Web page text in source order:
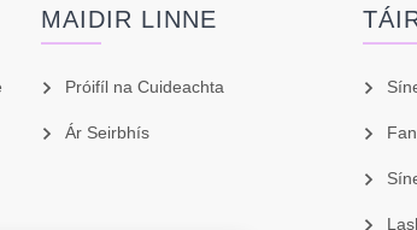
MAIDIR LINNE
Próifíl na Cuideachta
Ár Seirbhís